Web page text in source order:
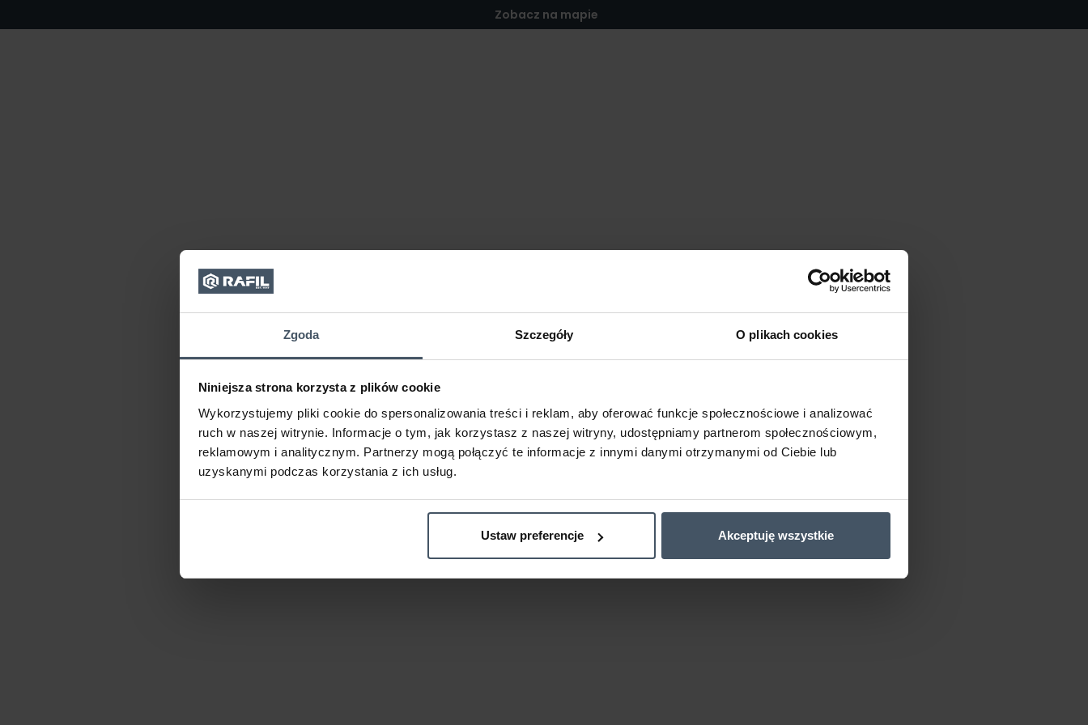
Zgoda Szczegóły O plikach cookies
Niniejsza strona korzysta z plików cookie
Wykorzystujemy pliki cookie do spersonalizowania treści i reklam, aby oferować funkcje społecznościowe i analizować
ruch w naszej witrynie. Informacje o tym, jak korzystasz z naszej witryny, udostępniamy partnerom społecznościowym,
reklamowym i analitycznym. Partnerzy mogą połączyć te informacje z innymi danymi otrzymanymi od Ciebie lub
uzyskanymi podczas korzystania z ich usług.
Ustaw preferencje Akceptuję wszystkie
Zobacz na mapie